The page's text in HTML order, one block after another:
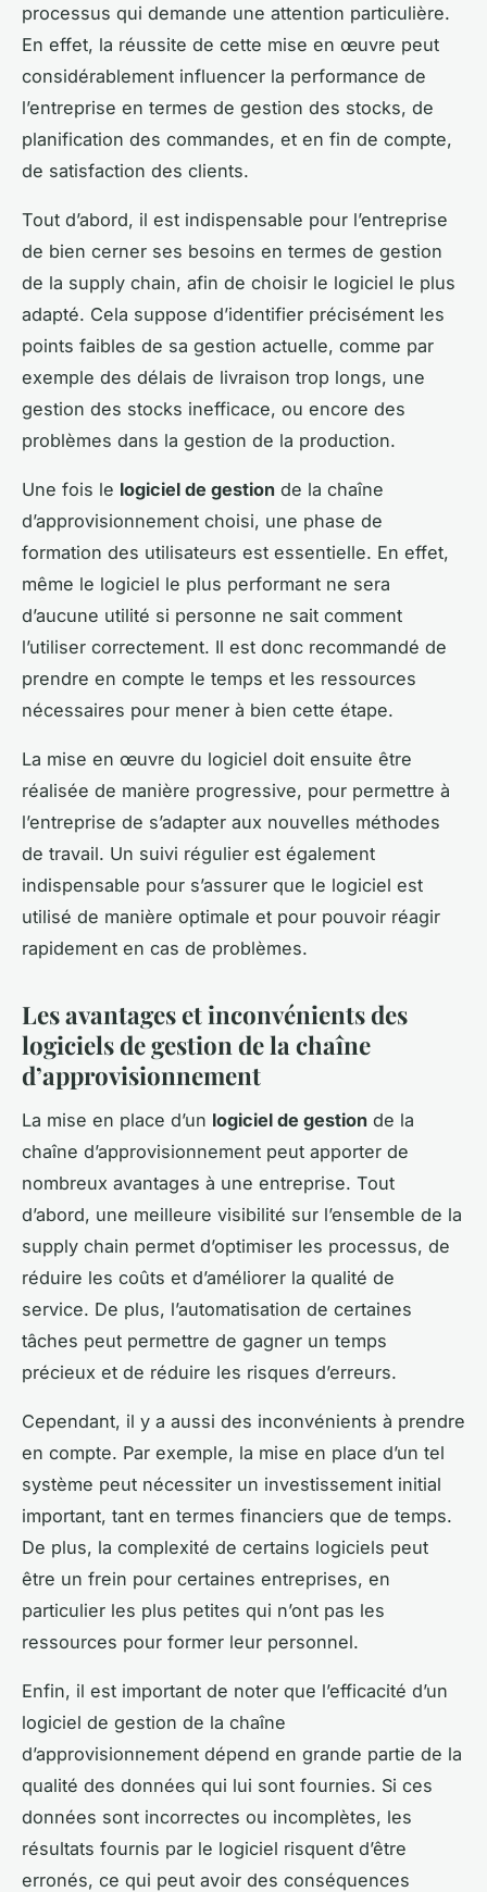
processus qui demande une attention particulière.
En effet, la réussite de cette mise en œuvre peut
considérablement influencer la performance de
l’entreprise en termes de gestion des stocks, de
planification des commandes, et en fin de compte,
de satisfaction des clients.
Tout d’abord, il est indispensable pour l’entreprise
de bien cerner ses besoins en termes de gestion
de la supply chain, afin de choisir le logiciel le plus
adapté. Cela suppose d’identifier précisément les
points faibles de sa gestion actuelle, comme par
exemple des délais de livraison trop longs, une
gestion des stocks inefficace, ou encore des
problèmes dans la gestion de la production.
Une fois le logiciel de gestion de la chaîne
d’approvisionnement choisi, une phase de
formation des utilisateurs est essentielle. En effet,
même le logiciel le plus performant ne sera
d’aucune utilité si personne ne sait comment
l’utiliser correctement. Il est donc recommandé de
prendre en compte le temps et les ressources
nécessaires pour mener à bien cette étape.
La mise en œuvre du logiciel doit ensuite être
réalisée de manière progressive, pour permettre à
l’entreprise de s’adapter aux nouvelles méthodes
de travail. Un suivi régulier est également
indispensable pour s’assurer que le logiciel est
utilisé de manière optimale et pour pouvoir réagir
rapidement en cas de problèmes.
Les avantages et inconvénients des
logiciels de gestion de la chaîne
d’approvisionnement
La mise en place d’un logiciel de gestion de la
chaîne d’approvisionnement peut apporter de
nombreux avantages à une entreprise. Tout
d’abord, une meilleure visibilité sur l’ensemble de la
supply chain permet d’optimiser les processus, de
réduire les coûts et d’améliorer la qualité de
service. De plus, l’automatisation de certaines
tâches peut permettre de gagner un temps
précieux et de réduire les risques d’erreurs.
Cependant, il y a aussi des inconvénients à prendre
en compte. Par exemple, la mise en place d’un tel
système peut nécessiter un investissement initial
important, tant en termes financiers que de temps.
De plus, la complexité de certains logiciels peut
être un frein pour certaines entreprises, en
particulier les plus petites qui n’ont pas les
ressources pour former leur personnel.
Enfin, il est important de noter que l’efficacité d’un
logiciel de gestion de la chaîne
d’approvisionnement dépend en grande partie de la
qualité des données qui lui sont fournies. Si ces
données sont incorrectes ou incomplètes, les
résultats fournis par le logiciel risquent d’être
erronés, ce qui peut avoir des conséquences